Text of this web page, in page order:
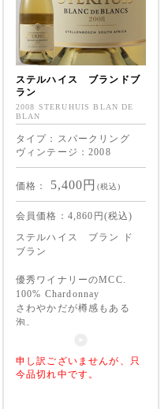
ステルハイス ブランドブ
ラン
2008 STERUHUIS BLAN DE
BLAN
タイプ：スパークリング
ヴィンテージ：2008
価格： 5,400 円 (税込)
会員価格： 4,860 円(税込)
ステルハイス ブラン ド
ブラン
優秀ワイナリーのMCC.
100% Chardonnay
さわやかだが樽感もある
泡。
complex with notes of
citrus, minerals, marmite
申し訳ございませんが、只
今品切れ中です。